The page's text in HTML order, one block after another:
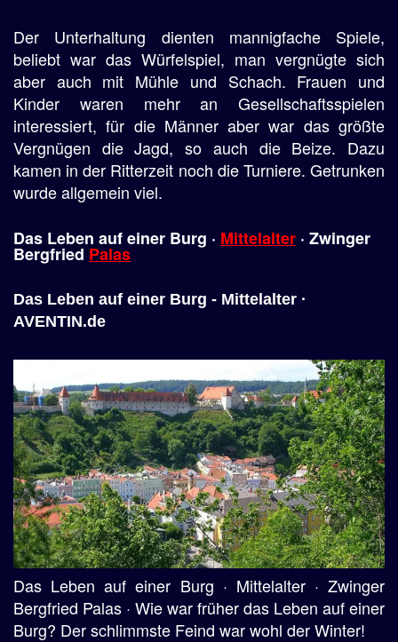
Der Unterhaltung dienten mannigfache Spiele,
beliebt war das Würfelspiel, man vergnügte sich
aber auch mit Mühle und Schach. Frauen und
Kinder waren mehr an Gesellschaftsspielen
interessiert, für die Männer aber war das größte
Vergnügen die Jagd, so auch die Beize. Dazu
kamen in der Ritterzeit noch die Turniere. Getrunken
wurde allgemein viel.
Das Leben auf einer Burg · Mittelalter · Zwinger
Bergfried Palas
Das Leben auf einer Burg - Mittelalter ·
AVENTIN.de
Das Leben auf einer Burg · Mittelalter · Zwinger
Bergfried Palas · Wie war früher das Leben auf einer
Burg? Der schlimmste Feind war wohl der Winter!